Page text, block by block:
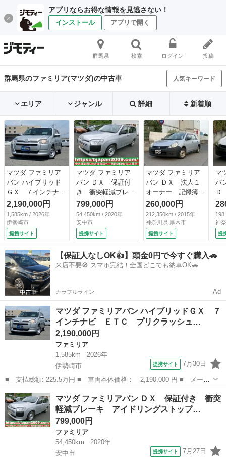
アプリならお得な情報を見逃さない！
インストール アプリで開く
群馬県 検索 ログイン 投稿
群馬県のファミリア(マツダ)の中古車 人気キーワード
エリア ジャンル 詳細 新着順
マツダ ファミリア
バン ハイブリッド
ＧＸ ７インチナ
ビ ＥＴＣ プリク
ラッシュセーフティ
システム オートラ
イト アダプティブ
クルーズコントロー
ル （検10.4）
2,190,000円
1,585km / 2026年
伊勢崎市
提携サイト
マツダ ファミリア
バン ＤＸ 保証付
き 衝突軽減ブレー
キ アイドリングス
トップ （検9.8）
799,000円
54,450km / 2020年
安中市
提携サイト
マツダ ファミリア
バン ＤＸ 法人１
オーナー 記録簿８
枚 キーレス １０
０Ｖ電源 ＣＶＴ
タイミングチェー
ン フルフラットシ
ート ４ナンバー
エアコン パワス
テ ＡＵＸ接続
（車検整備付）
260,000円
212,350km / 2015年
神奈川県 厚木市
提携サイト
マ
バ
Ｄ
簿
電
復
ッ
（
神
提
【保証人なしOK👍】頭金0円で今すぐ購入🚗
来店不要🚫 スマホ完結！全国どこでも納車OK🚗
カラフルライン Ad
マツダ ファミリアバン ハイブリッドＧＸ ７
インチナビ ＥＴＣ プリクラッシュ…
2,190,000円
ファミリア
1,585km
2026年
伊勢崎市
提携サイト 7月30日
■ 支払総額: 225.5万円 ■ 車両本体価格： 2,190,000 円 ■ メーカ
ー名： マツダ ■ 車種名： ファミリアバン ■ グレード名： ハ
イブリッドＧＸ ７インチナビ ＥＴＣ プリクラッシュセーフティ
システム...
群馬 伊勢崎市 ファミリア
マツダ ファミリアバン ＤＸ 保証付き 衝突
軽減ブレーキ アイドリングストップ…
799,000円
ファミリア
54,450km
2020年
安中市
提携サイト 7月27日